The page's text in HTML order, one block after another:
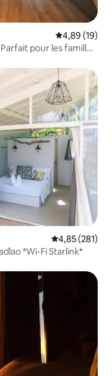
Évaluation
4,89 (19)
pour les familles
Évaluation
4,85 (281)
*Wi-Fi Starlink*